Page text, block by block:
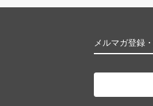
メルマガ登録